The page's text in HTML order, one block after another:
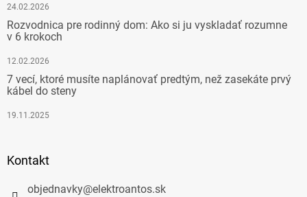
24.02.2026
Rozvodnica pre rodinný dom: Ako si ju vyskladať rozumne
v 6 krokoch
12.02.2026
7 vecí, ktoré musíte naplánovať predtým, než zasekáte prvý
kábel do steny
19.11.2025
Kontakt
objednavky@elektroantos.sk